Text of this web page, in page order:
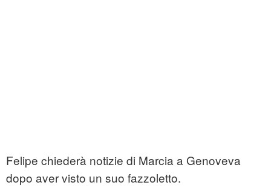
Felipe chiederà notizie di Marcia a Genoveva
dopo aver visto un suo fazzoletto.